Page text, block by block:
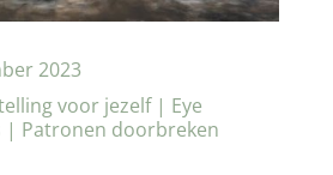
2023
voor jezelf| Eye
| Patronen doorbreken